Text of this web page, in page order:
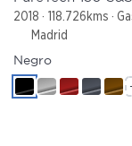
2018 118.726kms
Madrid
Negro